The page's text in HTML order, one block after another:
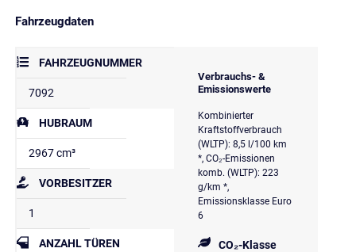
Fahrzeugdaten
FAHRZEUGNUMMER
7092
HUBRAUM
2967 cm³
VORBESITZER
1
ANZAHL TÜREN
Verbrauchs- &
Emissionswerte
Kombinierter
Kraftstoffverbrauch
(WLTP): 8,5 l/100 km
*, CO₂-Emissionen
komb. (WLTP): 223
g/km *,
Emissionsklasse Euro
6
CO₂-Klasse